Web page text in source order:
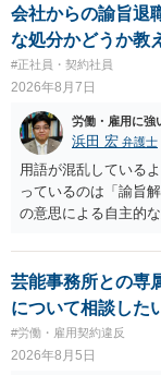
支払われます。ただ
に、「独立行政法人
の立替事業を行って
談コーナー＞ TEL
7:00 に相談してみて
方がいれば一緒に相
会社からの諭旨退
な処分かどうか教
#正社員・契約社員
2026年8月7日
労働・雇用に強
浜田 宏 弁護士
用語が混乱している
っているのは「諭旨
の意思による自主的
す。 その場合、解雇
解雇という処分が社
す。 結局、貴殿のネ
どを具体的に検討し
また、育児休業法関
法に関する専門的な
芸能事務所との専
について相談した
#労働・雇用契約違反
2026年8月5日